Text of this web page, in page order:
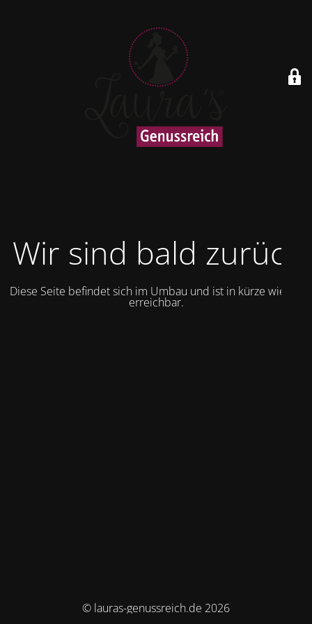
Wir sind bald zurück
Diese Seite befindet sich im Umbau und ist in kürze wieder
erreichbar.
© lauras-genussreich.de 2026